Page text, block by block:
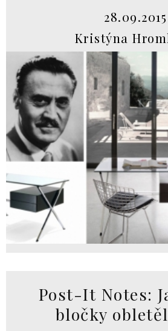
28.09.2015
Kristýna
Post-It Notes:
bločky